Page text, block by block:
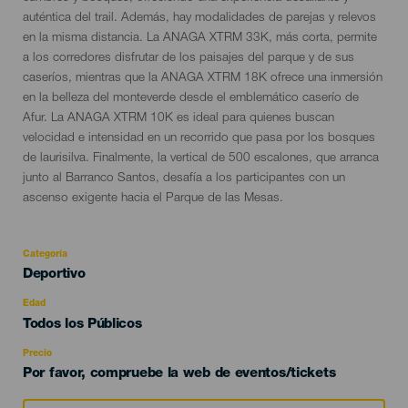
auténtica del trail. Además, hay modalidades de parejas y relevos
en la misma distancia. La ANAGA XTRM 33K, más corta, permite
a los corredores disfrutar de los paisajes del parque y de sus
caseríos, mientras que la ANAGA XTRM 18K ofrece una inmersión
en la belleza del monteverde desde el emblemático caserío de
Afur. La ANAGA XTRM 10K es ideal para quienes buscan
velocidad e intensidad en un recorrido que pasa por los bosques
de laurisilva. Finalmente, la vertical de 500 escalones, que arranca
junto al Barranco Santos, desafía a los participantes con un
ascenso exigente hacia el Parque de las Mesas.
Categoría
Categoría
evento
Deportivo
Edad
Edad
Todos los Públicos
Precio
Por favor, compruebe la web de eventos/tickets